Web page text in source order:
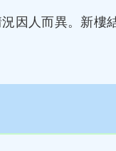
因人而異。新樓